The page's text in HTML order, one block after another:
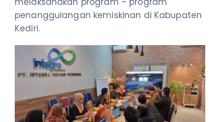
penanggulangan kemiskinan di Kabupaten
Kediri.